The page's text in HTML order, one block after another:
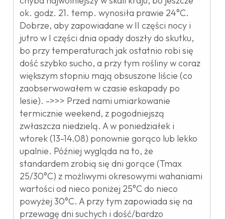
ok. godz. 21. temp. wynosiła prawie 24°C.
Dobrze, aby zapowiadane w II części nocy i
jutro w I części dnia opady doszły do skutku,
bo przy temperaturach jak ostatnio robi się
dość szybko sucho, a przy tym rośliny w coraz
większym stopniu mają obsuszone liście (co
zaobserwowałem w czasie eskapady po
lesie). ->>> Przed nami umiarkowanie
termicznie weekend, z pogodniejszą
zwłaszcza niedzielą. A w poniedziałek i
wtorek (13-14.08) ponownie gorąco lub lekko
upalnie. Później wygląda na to, że
standardem zrobią się dni gorące (Tmax
25/30°C) z możliwymi okresowymi wahaniami
wartości od nieco poniżej 25°C do nieco
powyżej 30°C. A przy tym zapowiada się na
przewagę dni suchych i dość/bardzo